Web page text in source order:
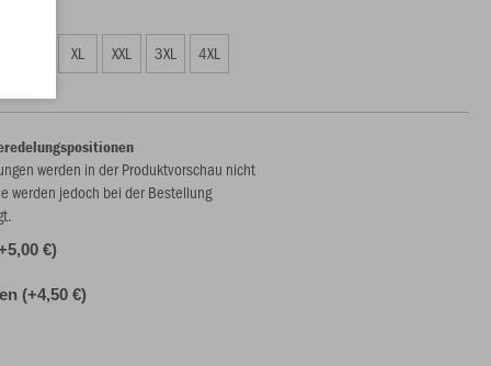
XL XXL 3XL 4XL
werden in der Produktvorschau nicht
werden jedoch bei der Bestellung
€)
(+4,50 €)